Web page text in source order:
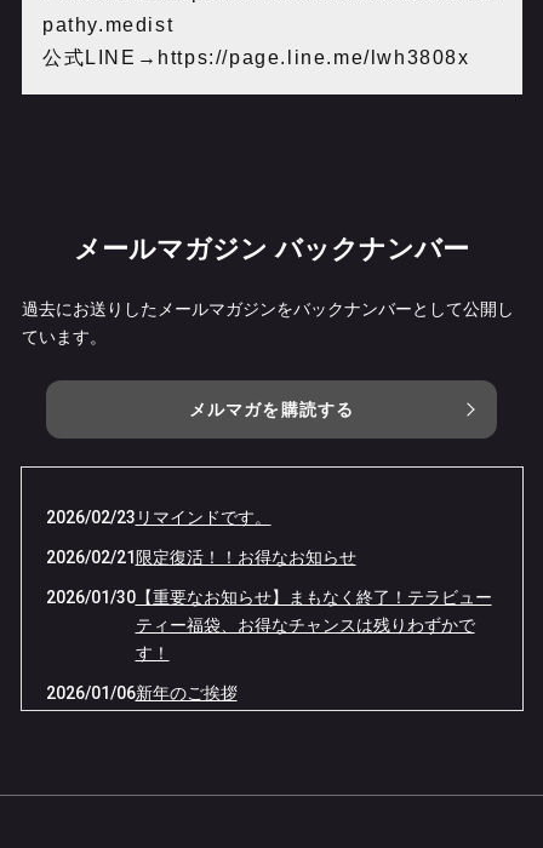
pathy.medist
公式LINE→https://page.line.me/lwh3808x
メールマガジン バックナンバー
過去にお送りしたメールマガジンをバックナンバーとして公開し
ています。
メルマガを購読する
2026/02/23 リマインドです。
2026/02/21 限定復活！！お得なお知らせ
2026/01/30【重要なお知らせ】まもなく終了！テラビュー
ティー福袋、お得なチャンスは残りわずかで
す！
2026/01/06新年のご挨拶